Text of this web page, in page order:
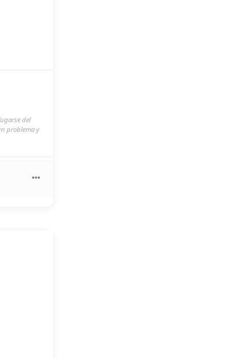
del
problema y